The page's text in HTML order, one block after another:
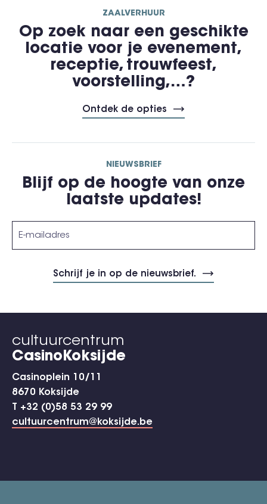
ZAALVERHUUR
Op zoek naar een geschikte
locatie voor je evenement,
receptie, trouwfeest,
voorstelling,…?
Ontdek de opties
NIEUWSBRIEF
Blijf op de hoogte van onze
laatste updates!
cultuurcentrum
CasinoKoksijde
Casinoplein 10/11
8670 Koksijde
T +32 (0)58 53 29 99
cultuurcentrum@koksijde.be